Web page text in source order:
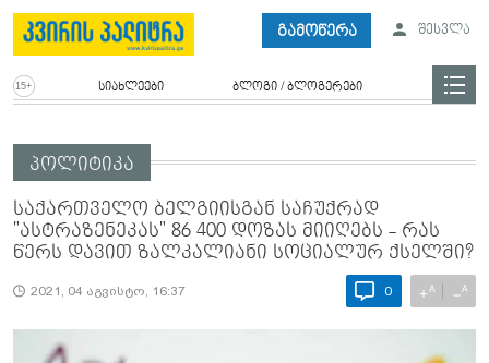
გამოწერა შესვლა
სიახლეები ბლოგი / ბლოგერები
პოლიტიკა
საქართველო ბელგიისგან საჩუქრად
"ასტრაზენეკას" 86 400 დოზას მიიღებს - რას
წერს დავით ზალკალიანი სოციალურ ქსელში?
2021, 04 აგვისტო, 16:37 0 +A −A